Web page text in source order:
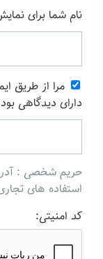
نام شما برای
مرا از طریق
دارای دیدگاهی
حریم شخصی :
استفاده های
کد امنیتی: